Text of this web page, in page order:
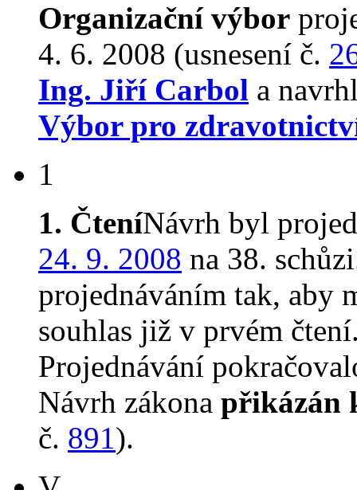
Organizační výbor
4. 6. 2008 (usnesení č.
Ing. Jiří Carbol a
Výbor pro
1
1. ČteníNávrh byl
24. 9. 2008 na 38.
projednáváním tak, aby
souhlas již v prvém
Projednávání
Návrh zákona přikázán
č. 891).